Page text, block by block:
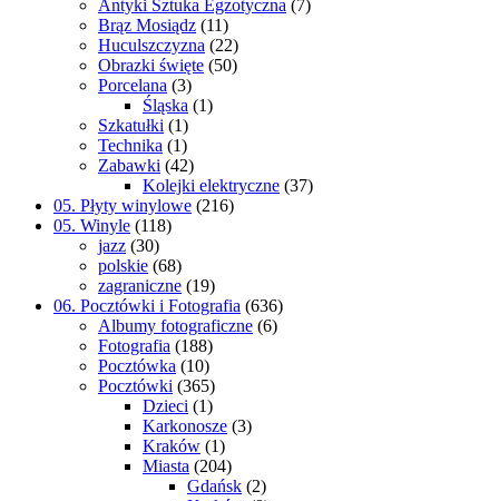
Antyki Sztuka Egzotyczna (7)
Brąz Mosiądz (11)
Huculszczyzna (22)
Obrazki święte (50)
Porcelana (3)
Śląska (1)
Szkatułki (1)
Technika (1)
Zabawki (42)
Kolejki elektryczne (37)
05. Płyty winylowe (216)
05. Winyle (118)
jazz (30)
polskie (68)
zagraniczne (19)
06. Pocztówki i Fotografia (636)
Albumy fotograficzne (6)
Fotografia (188)
Pocztówka (10)
Pocztówki (365)
Dzieci (1)
Karkonosze (3)
Kraków (1)
Miasta (204)
Gdańsk (2)